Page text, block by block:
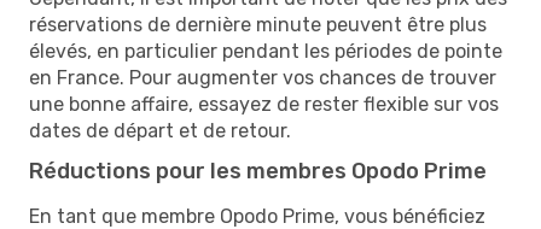
réservations de dernière minute peuvent être plus
élevés, en particulier pendant les périodes de pointe
en France. Pour augmenter vos chances de trouver
une bonne affaire, essayez de rester flexible sur vos
dates de départ et de retour.
Réductions pour les membres Opodo Prime
En tant que membre Opodo Prime, vous bénéficiez